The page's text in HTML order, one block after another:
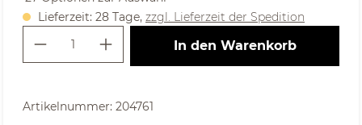
Lieferzeit: 28 Tage, zzgl. Lieferzeit der Spedition
Produkt Anzahl: Gib den
In den Warenkorb
Artikelnummer: 204761